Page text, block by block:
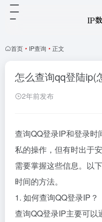
首页 • IP查询 • 正文
怎么查询qq登陆ip(
2年前发布
查询QQ登录IP和登录
私的操作，但有时出于
需要掌握这些信息。以
时间的方法。
1. 如何查询QQ登录IP？
查询QQ登录IP主要可以